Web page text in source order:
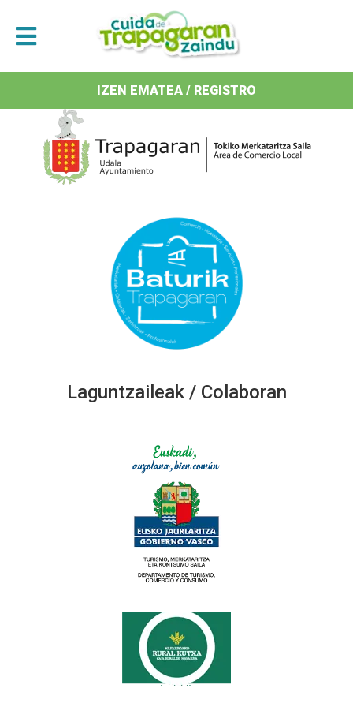
Antolatzaileak / Organizan
Laguntzaileak / Colaboran
IZEN EMATEA / REGISTRO